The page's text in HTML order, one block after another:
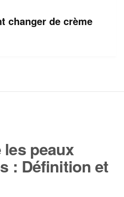
changer de crème
peaux
: Définition et